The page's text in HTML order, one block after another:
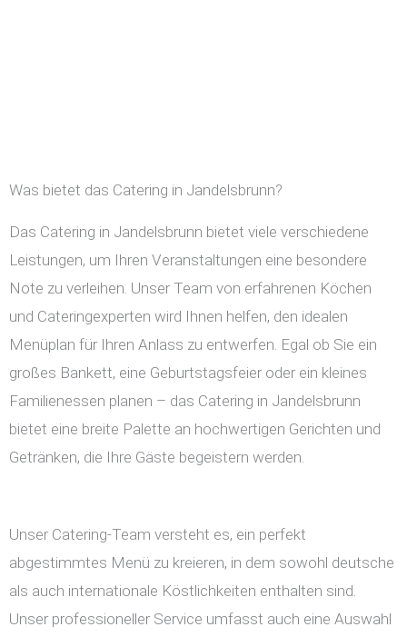
Was bietet das Catering in Jandelsbrunn?
Das Catering in Jandelsbrunn bietet viele verschiedene
Leistungen, um Ihren Veranstaltungen eine besondere
Note zu verleihen. Unser Team von erfahrenen Köchen
und Cateringexperten wird Ihnen helfen, den idealen
Menüplan für Ihren Anlass zu entwerfen. Egal ob Sie ein
großes Bankett, eine Geburtstagsfeier oder ein kleines
Familienessen planen – das Catering in Jandelsbrunn
bietet eine breite Palette an hochwertigen Gerichten und
Getränken, die Ihre Gäste begeistern werden.
Unser Catering-Team versteht es, ein perfekt
abgestimmtes Menü zu kreieren, in dem sowohl deutsche
als auch internationale Köstlichkeiten enthalten sind.
Unser professioneller Service umfasst auch eine Auswahl